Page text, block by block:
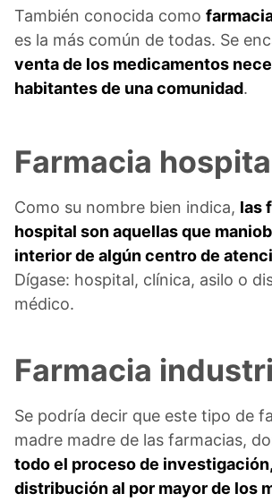
También conocida como
es la más común de todas. Se
venta de los medicamentos
habitantes de una comunidad.
Farmacia
Como su nombre bien indica, las
hospital son aquellas que
interior de algún centro de
Dígase: hospital, clínica, asilo o
médico.
Farmacia
Se podría decir que este tipo de
madre madre de las farmacias,
todo el proceso de
distribución al por mayor de los